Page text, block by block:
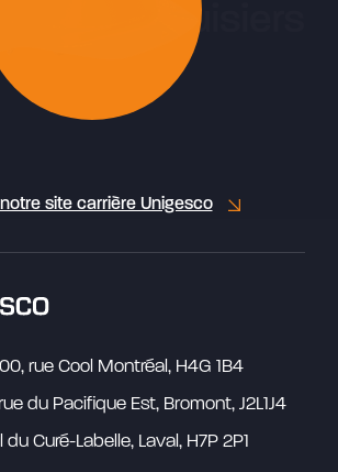
site carrière Unigesco
rue Cool Montréal, H4G 1B4
du Pacifique Est, Bromont, J2L1J4
du Curé-Labelle, Laval, H7P 2P1